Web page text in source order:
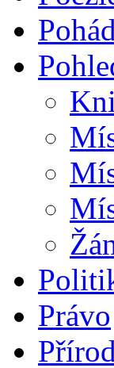
Právo